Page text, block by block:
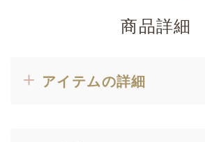
商品詳細
アイテムの詳細